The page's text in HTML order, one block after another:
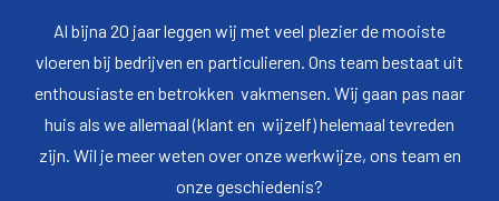
Al bijna 20 jaar leggen wij met veel plezier de mooiste
vloeren bij bedrijven en particulieren. Ons team bestaat uit
enthousiaste en betrokken vakmensen. Wij gaan pas naar
huis als we allemaal (klant en wijzelf) helemaal tevreden
zijn. Wil je meer weten over onze werkwijze, ons team en
onze geschiedenis?